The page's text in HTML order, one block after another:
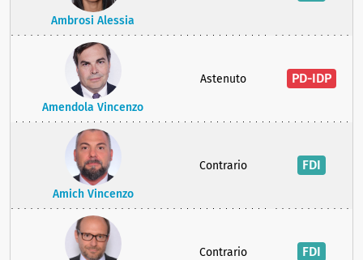
Ambrosi Alessia
Amendola Vincenzo
Astenuto PD-IDP
Amich Vincenzo
Contrario FDI
Contrario FDI